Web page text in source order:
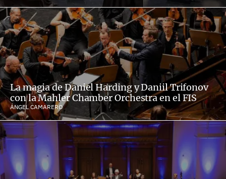
La magia de Daniel Harding y Daniil Trifonov
con la Mahler Chamber Orchestra en el FIS
ÁNGEL CAMARERO